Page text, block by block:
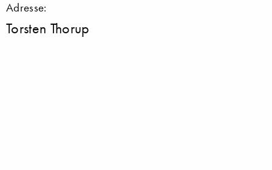
Adresse:
Torsten Thorup